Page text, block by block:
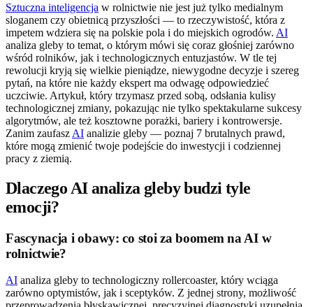
Sztuczna inteligencja w rolnictwie nie jest już tylko medialnym
sloganem czy obietnicą przyszłości — to rzeczywistość, która z
impetem wdziera się na polskie pola i do miejskich ogrodów. AI
analiza gleby to temat, o którym mówi się coraz głośniej zarówno
wśród rolników, jak i technologicznych entuzjastów. W tle tej
rewolucji kryją się wielkie pieniądze, niewygodne decyzje i szereg
pytań, na które nie każdy ekspert ma odwagę odpowiedzieć
uczciwie. Artykuł, który trzymasz przed sobą, odsłania kulisy
technologicznej zmiany, pokazując nie tylko spektakularne sukcesy
algorytmów, ale też kosztowne porażki, bariery i kontrowersje.
Zanim zaufasz AI analizie gleby — poznaj 7 brutalnych prawd,
które mogą zmienić twoje podejście do inwestycji i codziennej
pracy z ziemią.
Dlaczego AI analiza gleby budzi tyle
emocji?
Fascynacja i obawy: co stoi za boomem na AI w
rolnictwie?
AI analiza gleby to technologiczny rollercoaster, który wciąga
zarówno optymistów, jak i sceptyków. Z jednej strony, możliwość